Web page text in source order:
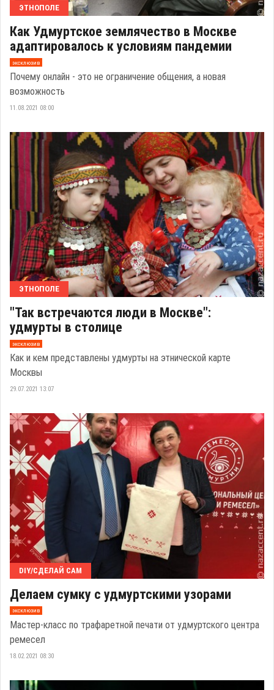
ЭТНОПОЛЕ
Как Удмуртское землячество в Москве
адаптировалось к условиям пандемии
эксклюзив
Почему онлайн - это не ограничение общения, а новая
возможность
11.08.2021 08:00
ЭТНОПОЛЕ
"Так встречаются люди в Москве":
удмурты в столице
эксклюзив
Как и кем представлены удмурты на этнической карте
Москвы
29.07.2021 13:07
DIY/СДЕЛАЙ САМ
Делаем сумку с удмуртскими узорами
эксклюзив
Мастер-класс по трафаретной печати от удмуртского центра
ремесел
18.02.2021 08:30